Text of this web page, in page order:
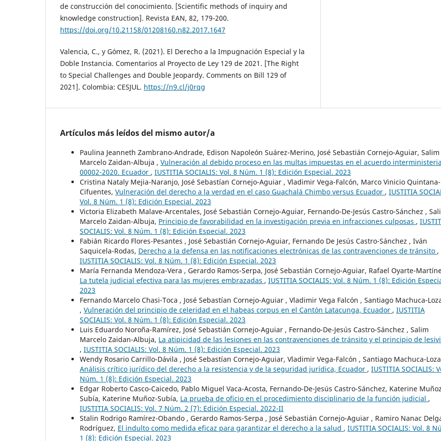
de construcción del conocimiento. [Scientific methods of inquiry and
knowledge construction]. Revista EAN, 82, 179-200.
https://doi.org/10.21158/01208160.n82.2017.1647
Valencia, C., y Gómez, R. (2021). El Derecho a la Impugnación Especial y la
Doble Instancia. Comentarios al Proyecto de Ley 129 de 2021. [The Right
to Special Challenges and Double Jeopardy. Comments on Bill 129 of
2021]. Colombia: CESJUL. https://n9.cl/j0rqg
Artículos más leídos del mismo autor/a
Paulina Jeanneth Zambrano-Andrade, Edison Napoleón Suárez-Merino, José Sebastián Cornejo-Aguiar, Salim
Marcelo Zaidan-Albuja , Vulneración al debido proceso en las multas impuestas en el acuerdo
00002-2020. Ecuador , IUSTITIA SOCIALIS: Vol. 8 Núm. 1 (8): Edición Especial. 2023
Cristina Nataly Mejia-Naranjo, José Sebastían Cornejo-Aguiar , Vladimir Vega-Falcón, Marco Vinicio Quintana-
Cifuentes, Vulneración del derecho a la verdad en el caso Guachalá Chimbo versus Ecuador , IUSTITIA
Vol. 8 Núm. 1 (8): Edición Especial. 2023
Victoria Elizabeth Malave-Arcentales, José Sebastián Cornejo-Aguiar, Fernando-De-Jesús Castro-Sánchez ,
Marcelo Zaidan-Albuja, Principio de favorabilidad en la investigación previa en infracciones culposas ,
SOCIALIS: Vol. 8 Núm. 1 (8): Edición Especial. 2023
Fabián Ricardo Flores-Pesantes , José Sebastián Cornejo-Aguiar, Fernando De Jesús Castro-Sánchez , Iván
Saquicela-Rodas, Derecho a la defensa en las notificaciones electrónicas de las contravenciones de tránsito ,
IUSTITIA SOCIALIS: Vol. 8 Núm. 1 (8): Edición Especial. 2023
María Fernanda Mendoza-Vera , Gerardo Ramos-Serpa, José Sebastián Cornejo-Aguiar, Rafael Oyarte-
La tutela judicial efectiva para las mujeres embrazadas , IUSTITIA SOCIALIS: Vol. 8 Núm. 1 (8): Edición
2023
Fernando Marcelo Chasi-Toca , José Sebastían Cornejo-Aguiar , Vladimir Vega Falcón , Santiago Machuca-
, Vulneración del principio de celeridad en el habeas corpus en el Cantón Latacunga, Ecuador , IUSTITIA
SOCIALIS: Vol. 8 Núm. 1 (8): Edición Especial. 2023
Luis Eduardo Noroña-Ramírez, José Sebastián Cornejo-Aguiar , Fernando-De-Jesús Castro-Sánchez , Salim
Marcelo Zaidan-Albuja, La atipicidad de las lesiones en las contravenciones de tránsito y el principio de
, IUSTITIA SOCIALIS: Vol. 8 Núm. 1 (8): Edición Especial. 2023
Wendy Rosario Carrillo-Dávila , José Sebastían Cornejo-Aguiar, Vladimir Vega-Falcón , Santiago Machuca-
Análisis crítico jurídico del derecho a la resistencia y de la seguridad jurídica, Ecuador , IUSTITIA SOCIALIS:
Núm. 1 (8): Edición Especial. 2023
Edgar Roberto Casco-Caicedo, Pablo Miguel Vaca-Acosta, Fernando-De-Jesús Castro-Sánchez, Katerine
Subía, Katerine Muñoz-Subía, La prueba de oficio en el procedimiento disciplinario de la función judicial ,
IUSTITIA SOCIALIS: Vol. 7 Núm. 2 (7): Edición Especial. 2022-II
Stalin Rodrigo Ramírez-Obando , Gerardo Ramos-Serpa , José Sebastián Cornejo-Aguiar , Ramiro Nanac
Rodríguez, El indulto como medida eficaz para garantizar el derecho a la salud , IUSTITIA SOCIALIS: Vol. 8
1 (8): Edición Especial. 2023